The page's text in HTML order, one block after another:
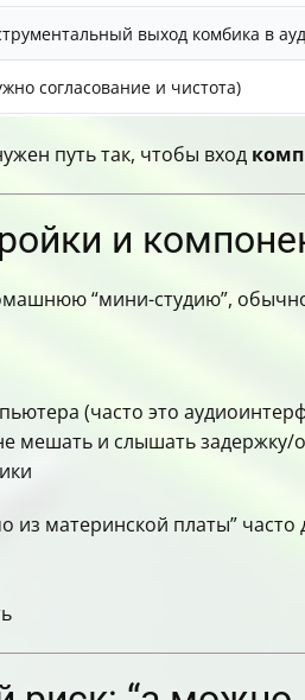
выход комбика в
согласование и чистота)
путь так, чтобы вход
и
“мини-студию”,
(часто это
мешать и слышать задержку/
из материнской платы” часто